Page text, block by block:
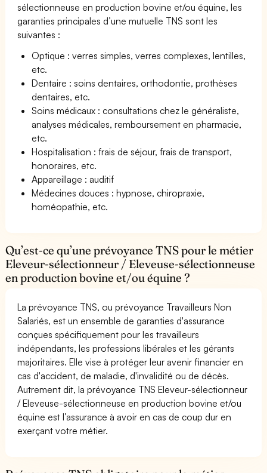
sélectionneuse en production bovine et/ou équine, les
garanties principales d’une mutuelle TNS sont les
suivantes :
Optique : verres simples, verres complexes, lentilles,
etc.
Dentaire : soins dentaires, orthodontie, prothèses
dentaires, etc.
Soins médicaux : consultations chez le généraliste,
analyses médicales, remboursement en pharmacie,
etc.
Hospitalisation : frais de séjour, frais de transport,
honoraires, etc.
Appareillage : auditif
Médecines douces : hypnose, chiropraxie,
homéopathie, etc.
Qu’est-ce qu’une prévoyance TNS pour le métier
Eleveur-sélectionneur / Eleveuse-sélectionneuse
en production bovine et/ou équine ?
La prévoyance TNS, ou prévoyance Travailleurs Non
Salariés, est un ensemble de garanties d'assurance
conçues spécifiquement pour les travailleurs
indépendants, les professions libérales et les gérants
majoritaires. Elle vise à protéger leur avenir financier en
cas d'accident, de maladie, d'invalidité ou de décès.
Autrement dit, la prévoyance TNS Eleveur-sélectionneur
/ Eleveuse-sélectionneuse en production bovine et/ou
équine est l’assurance à avoir en cas de coup dur en
exerçant votre métier.